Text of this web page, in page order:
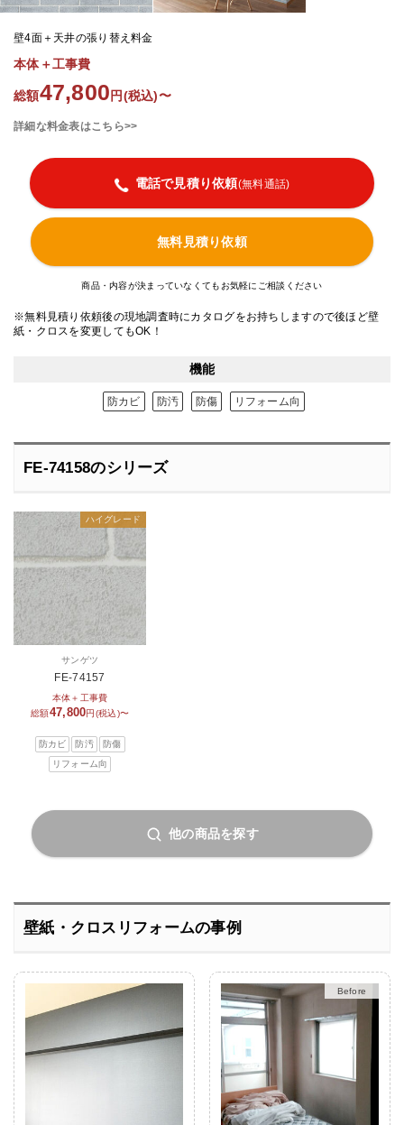
壁4面＋天井の張り替え料金
本体＋工事費
総額47,800 円(税込)〜
詳細な料金表はこちら>>
電話で見積り依頼(無料通話)
無料見積り依頼
商品・内容が決まっていなくてもお気軽にご相談ください
※無料見積り依頼後の現地調査時にカタログをお持ちしますので後ほど壁
紙・クロスを変更してもOK！
機能
防カビ 防汚 防傷 リフォーム向
FE-74158のシリーズ
サンゲツ
FE-74157
本体＋工事費
総額47,800円(税込)〜
防カビ 防汚
防傷
リフォーム向
ハイグレード
他の商品を探す
壁紙・クロスリフォームの事例
Before
After